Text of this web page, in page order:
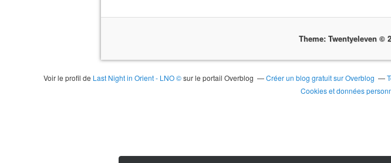
Theme: Twentyeleven ©
Voir le profil de Last Night in Orient - LNO ©sur le portail Overblog Créer un blog gratuit sur Overblog
Cookies et données